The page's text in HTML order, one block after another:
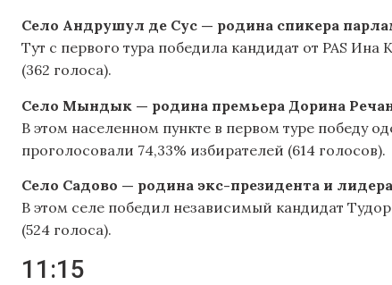
Село Андрушул де Сус — родина спикера
Тут с первого тура победила кандидат от PAS
(362 голоса).
Село Мындык — родина премьера Дорина
В этом населенном пункте в первом туре победу
проголосовали 74,33% избирателей (614 голосов).
Село Садово — родина экс-президента и
В этом селе победил независимый кандидат
(524 голоса).
11:15